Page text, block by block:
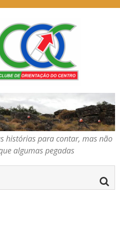
COC – CLUBE DE
ORIENTAÇÃO DO
CENTRO
Da floresta trazemos
muitas histórias para
contar, mas não deixamos
mais que algumas
pegadas
histórias para contar, mas não
algumas pegadas